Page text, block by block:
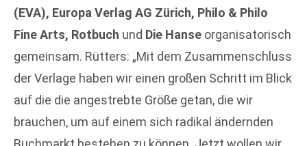
(EVA), Europa Verlag AG Zürich, Philo & Philo
Fine Arts, Rotbuch und Die Hanse organisatorisch
gemeinsam. Rütters: „Mit dem Zusammenschluss
der Verlage haben wir einen großen Schritt im Blick
auf die die angestrebte Größe getan, die wir
brauchen, um auf einem sich radikal ändernden